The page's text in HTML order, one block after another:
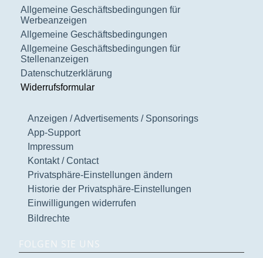
Allgemeine Geschäftsbedingungen für
Werbeanzeigen
Allgemeine Geschäftsbedingungen
Allgemeine Geschäftsbedingungen für
Stellenanzeigen
Datenschutzerklärung
Widerrufsformular
Anzeigen / Advertisements / Sponsorings
App-Support
Impressum
Kontakt / Contact
Privatsphäre-Einstellungen ändern
Historie der Privatsphäre-Einstellungen
Einwilligungen widerrufen
Bildrechte
FOLGEN SIE UNS